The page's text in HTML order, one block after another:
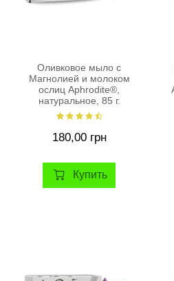
Оливковое мыло с
Магнолией и молоком
ослиц Aphrodite®,
натуральное, 85 г.
180,00 грн
Купить